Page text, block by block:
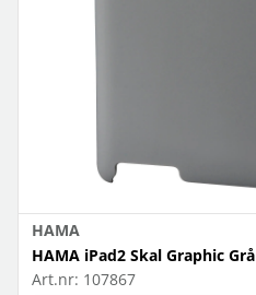
HAMA
HAMA iPad2 Skal Graphic Grå
Art.nr: 107867